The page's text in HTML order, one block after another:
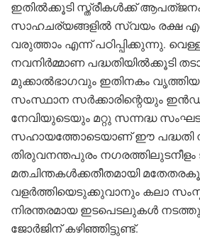
ഇതില്‍ക്കൂടി സ്ത്രീകള്‍ക്ക്
സാഹചര്യങ്ങളില്‍ സ്വയം രക്ഷ
വരുത്താം എന്ന് പഠിപ്പിക്കുന്നു.
നവനിര്‍മ്മാണ പദ്ധതിയില്‍ക്കൂടി
മുക്കാല്‍ഭാഗവും ഇതിനകം
സംസ്ഥാന സര്‍ക്കാരിന്റെയും
നേവിയുടെയും മറ്റു സന്നദ്ധ
സഹായത്തോടെയാണ് ഈ പദ്ധതി
തിരുവനന്തപുരം നഗരത്തിലുടനീളം
മതചിന്തകൾക്കതീതമായി
വളർത്തിയെടുക്കുവാനും കലാ
നിരന്തരമായ ഇടപെടലുകൾ
ജോര്‍ജിന് കഴിഞ്ഞിട്ടുണ്ട്.